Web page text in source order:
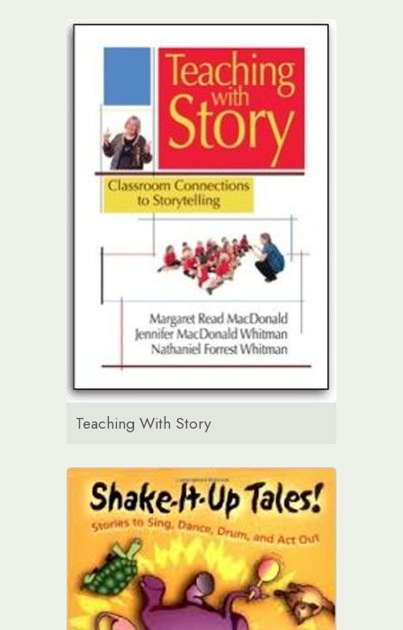
Teaching With Story